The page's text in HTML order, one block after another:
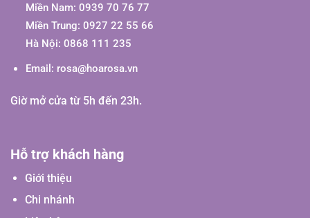
Miền Nam: 0939 70 76 77
Miền Trung: 0927 22 55 66
Hà Nội: 0868 111 235
Email: rosa@hoarosa.vn
Giờ mở cửa từ 5h đến 23h.
Hỗ trợ khách hàng
Giới thiệu
Chi nhánh